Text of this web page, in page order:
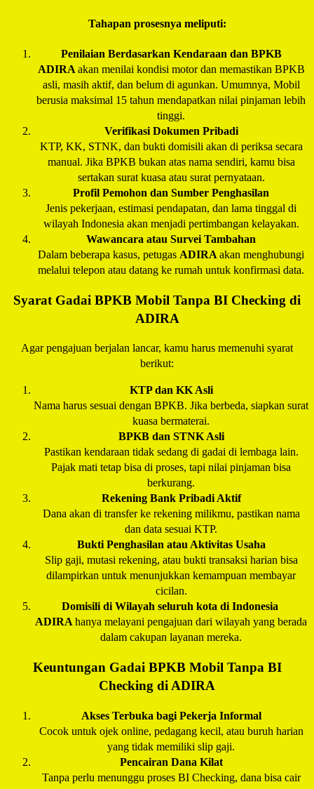
Tahapan prosesnya meliputi:
Penilaian Berdasarkan Kendaraan dan BPKB
ADIRA akan menilai kondisi motor dan memastikan BPKB
asli, masih aktif, dan belum di agunkan. Umumnya, Mobil
berusia maksimal 15 tahun mendapatkan nilai pinjaman lebih
tinggi.
Verifikasi Dokumen Pribadi
KTP, KK, STNK, dan bukti domisili akan di periksa secara
manual. Jika BPKB bukan atas nama sendiri, kamu bisa
sertakan surat kuasa atau surat pernyataan.
Profil Pemohon dan Sumber Penghasilan
Jenis pekerjaan, estimasi pendapatan, dan lama tinggal di
wilayah Indonesia akan menjadi pertimbangan kelayakan.
Wawancara atau Survei Tambahan
Dalam beberapa kasus, petugas ADIRA akan menghubungi
melalui telepon atau datang ke rumah untuk konfirmasi data.
Syarat Gadai BPKB Mobil Tanpa BI Checking di
ADIRA
Agar pengajuan berjalan lancar, kamu harus memenuhi syarat
berikut:
KTP dan KK Asli
Nama harus sesuai dengan BPKB. Jika berbeda, siapkan surat
kuasa bermaterai.
BPKB dan STNK Asli
Pastikan kendaraan tidak sedang di gadai di lembaga lain.
Pajak mati tetap bisa di proses, tapi nilai pinjaman bisa
berkurang.
Rekening Bank Pribadi Aktif
Dana akan di transfer ke rekening milikmu, pastikan nama
dan data sesuai KTP.
Bukti Penghasilan atau Aktivitas Usaha
Slip gaji, mutasi rekening, atau bukti transaksi harian bisa
dilampirkan untuk menunjukkan kemampuan membayar
cicilan.
Domisili di Wilayah seluruh kota di Indonesia
ADIRA hanya melayani pengajuan dari wilayah yang berada
dalam cakupan layanan mereka.
Keuntungan Gadai BPKB Mobil Tanpa BI
Checking di ADIRA
Akses Terbuka bagi Pekerja Informal
Cocok untuk ojek online, pedagang kecil, atau buruh harian
yang tidak memiliki slip gaji.
Pencairan Dana Kilat
Tanpa perlu menunggu proses BI Checking, dana bisa cair